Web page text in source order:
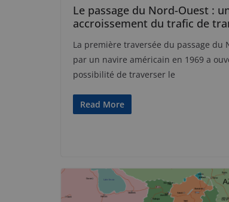
Le passage du Nord-Ouest :
accroissement du trafic de
La première traversée du passage du
par un navire américain en 1969 a
possibilité de traverser le
Read More